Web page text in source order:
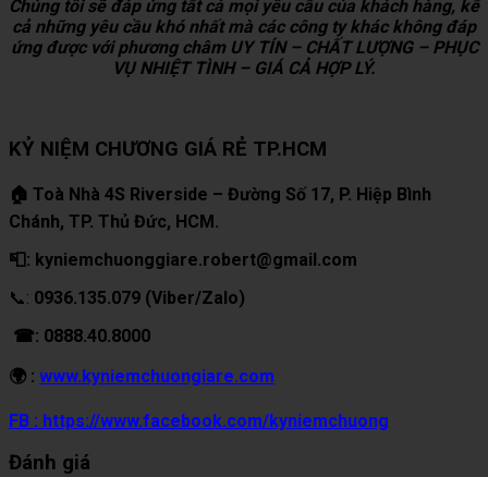
Chúng tôi sẽ đáp ứng tất cả mọi yêu cầu của khách hàng, kể
cả những yêu cầu khó nhất mà các công ty khác không đáp
ứng được với phương châm UY TÍN – CHẤT LƯỢNG – PHỤC
VỤ NHIỆT TÌNH – GIÁ CẢ HỢP LÝ.
KỶ NIỆM CHƯƠNG GIÁ RẺ TP.HCM
🏠 Toà Nhà 4S Riverside – Đường Số 17, P. Hiệp Bình
Chánh, TP. Thủ Đức, HCM.
📮: kyniemchuonggiare.robert@gmail.com
📞: 0936.135.079 (Viber/Zalo)
☎: 0888.40.8000
🌍 : www.kyniemchuongiare.com
FB : https://www.facebook.com/kyniemchuong
Đánh giá